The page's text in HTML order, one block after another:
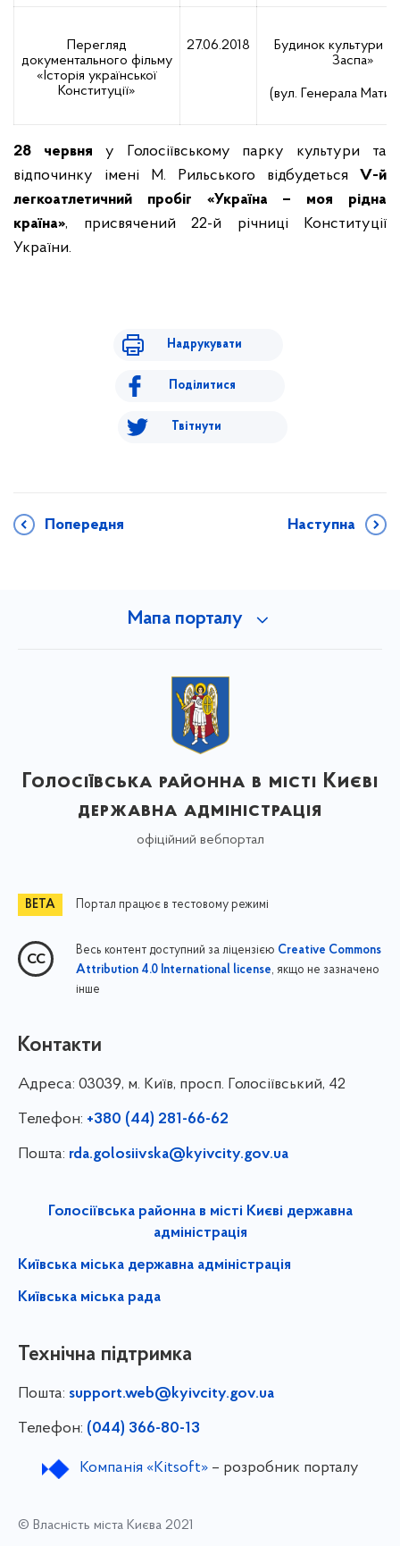
Перегляд
документального фільму
«Історія української
Конституції»
27.06.2018
Будинок культури
Заспа»
(вул. Генерала
28 червня у Голосіївському парку культури та
відпочинку імені М. Рильського відбудеться V-й
легкоатлетичний пробіг «Україна – моя рідна
країна», присвячений 22-й річниці Конституції
України.
Надрукувати
Поділитися
Твітнути
Попередня Наступна
Мапа порталу
Голосіївська районна в місті Києві
державна адміністрація
офіційний вебпортал
Портал працює в тестовому режимі
Весь контент доступний за ліцензією Creative Commons
Attribution 4.0 International license, якщо не зазначено
інше
Контакти
Адреса: 03039, м. Київ, просп. Голосіївський, 42
Телефон: +380 (44) 281-66-62
Пошта: rda.golosiivska@kyivcity.gov.ua
Голосіївська районна в місті Києві державна
адміністрація
Київська міська державна адміністрація
Київська міська рада
Технічна підтримка
Пошта: support.web@kyivcity.gov.ua
Телефон: (044) 366-80-13
Компанія «Kitsoft»– розробник порталу
© Власність міста Києва 2021